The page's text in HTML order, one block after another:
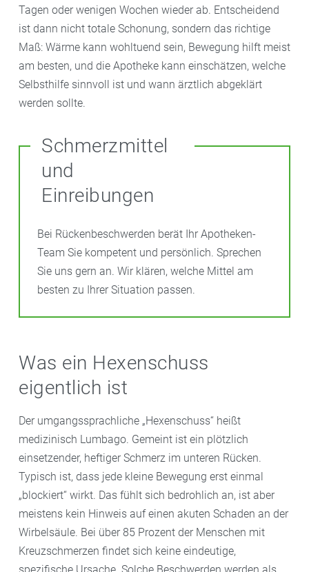
Tagen oder wenigen Wochen wieder ab. Entscheidend
ist dann nicht totale Schonung, sondern das richtige
Maß: Wärme kann wohltuend sein, Bewegung hilft meist
am besten, und die Apotheke kann einschätzen, welche
Selbsthilfe sinnvoll ist und wann ärztlich abgeklärt
werden sollte.
Schmerzmittel
und
Einreibungen
Bei Rückenbeschwerden berät Ihr Apotheken-
Team Sie kompetent und persönlich. Sprechen
Sie uns gern an. Wir klären, welche Mittel am
besten zu Ihrer Situation passen.
Was ein Hexenschuss
eigentlich ist
Der umgangssprachliche „Hexenschuss“ heißt
medizinisch Lumbago. Gemeint ist ein plötzlich
einsetzender, heftiger Schmerz im unteren Rücken.
Typisch ist, dass jede kleine Bewegung erst einmal
„blockiert“ wirkt. Das fühlt sich bedrohlich an, ist aber
meistens kein Hinweis auf einen akuten Schaden an der
Wirbelsäule. Bei über 85 Prozent der Menschen mit
Kreuzschmerzen findet sich keine eindeutige,